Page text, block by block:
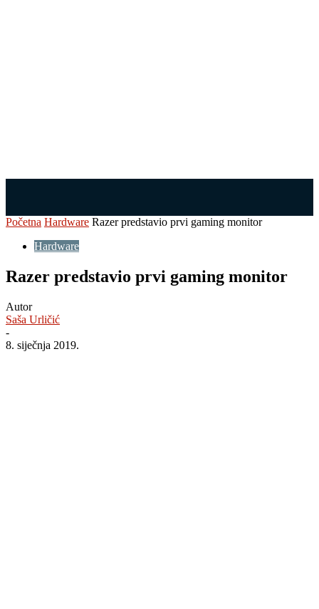
Početna Hardware Razer predstavio prvi gaming monitor
Hardware
Razer predstavio prvi gaming monitor
Autor
Saša Urličić
-
8. siječnja 2019.